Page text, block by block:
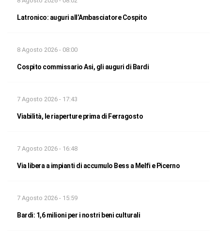
Latronico: auguri all’Ambasciatore Cospito
8 Agosto 2026 - 08:00
Cospito commissario Asi, gli auguri di Bardi
7 Agosto 2026 - 17:43
Viabilità, le riaperture prima di Ferragosto
7 Agosto 2026 - 16:48
Via libera a impianti di accumulo Bess a Melfi e Picerno
7 Agosto 2026 - 15:59
Bardi: 1,6 milioni per i nostri beni culturali